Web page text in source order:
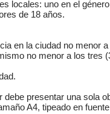
locales: uno en el
de 18 años.
en la ciudad no menor
no menor a los tres
presentar una sola
A4, tipeado en